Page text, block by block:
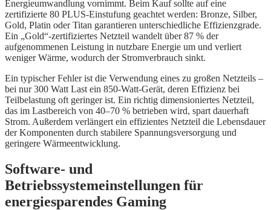
Energieumwandlung vornimmt. Beim Kauf sollte auf eine
zertifizierte 80 PLUS-Einstufung geachtet werden: Bronze, Silber,
Gold, Platin oder Titan garantieren unterschiedliche Effizienzgrade.
Ein „Gold“-zertifiziertes Netzteil wandelt über 87 % der
aufgenommenen Leistung in nutzbare Energie um und verliert
weniger Wärme, wodurch der Stromverbrauch sinkt.
Ein typischer Fehler ist die Verwendung eines zu großen Netzteils –
bei nur 300 Watt Last ein 850-Watt-Gerät, deren Effizienz bei
Teilbelastung oft geringer ist. Ein richtig dimensioniertes Netzteil,
das im Lastbereich von 40–70 % betrieben wird, spart dauerhaft
Strom. Außerdem verlängert ein effizientes Netzteil die Lebensdauer
der Komponenten durch stabilere Spannungsversorgung und
geringere Wärmeentwicklung.
Software- und
Betriebssystemeinstellungen für
energiesparendes Gaming